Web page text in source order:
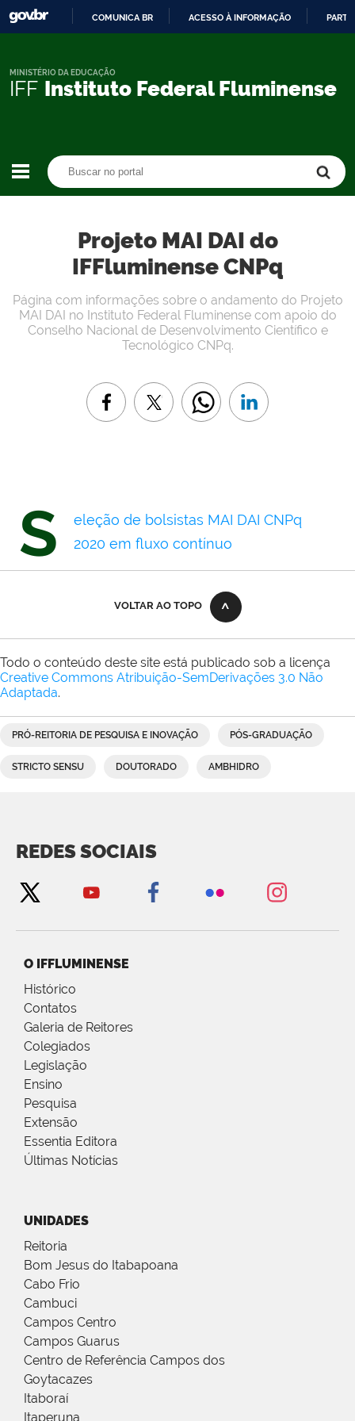
CONTEÚDO
COMUNICA BR ACESSO À INFORMAÇÃO
IFF Instituto Federal Fluminense
MINISTÉRIO DA EDUCAÇÃO
Projeto MAI DAI do
IFFluminense CNPq
Página com informações sobre o andamento do Projeto
MAI DAI no Instituto Federal Fluminense com apoio do
Conselho Nacional de Desenvolvimento Científico e
Tecnológico CNPq.
S
eleção de bolsistas MAI DAI CNPq
2020 em fluxo contínuo
VOLTAR AO TOPO
Todo o conteúdo deste site está publicado sob a licença
Creative Commons Atribuição-SemDerivações 3.0 Não
Adaptada.
PRÓ-REITORIA DE PESQUISA E INOVAÇÃO PÓS-GRADUAÇÃO
STRICTO SENSU DOUTORADO AMBHIDRO
REDES SOCIAIS
O IFFLUMINENSE
Histórico
Contatos
Galeria de Reitores
Colegiados
Legislação
Ensino
Pesquisa
Extensão
Essentia Editora
Últimas Notícias
UNIDADES
Reitoria
Bom Jesus do Itabapoana
Cabo Frio
Cambuci
Campos Centro
Campos Guarus
Centro de Referência Campos dos
Goytacazes
Itaboraí
Itaperuna